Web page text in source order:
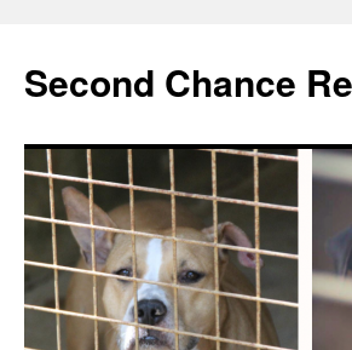
Second Chance